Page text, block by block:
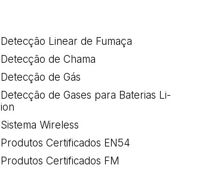
Detecção Linear de Fumaça
Detecção de Chama
Detecção de Gás
Detecção de Gases para Baterias Li-
ion
Sistema Wireless
Produtos Certificados EN54
Produtos Certificados FM